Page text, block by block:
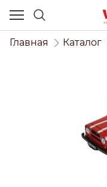
Главная Каталог